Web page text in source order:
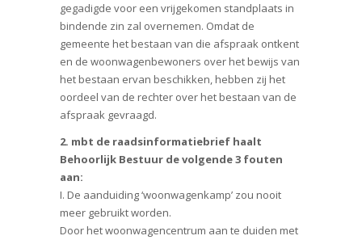
gegadigde voor een vrijgekomen standplaats in
bindende zin zal overnemen. Omdat de
gemeente het bestaan van die afspraak ontkent
en de woonwagenbewoners over het bewijs van
het bestaan ervan beschikken, hebben zij het
oordeel van de rechter over het bestaan van de
afspraak gevraagd.
2. mbt de raadsinformatiebrief haalt
Behoorlijk Bestuur de volgende 3 fouten
aan:
I. De aanduiding ‘woonwagenkamp’ zou nooit
meer gebruikt worden.
Door het woonwagencentrum aan te duiden met